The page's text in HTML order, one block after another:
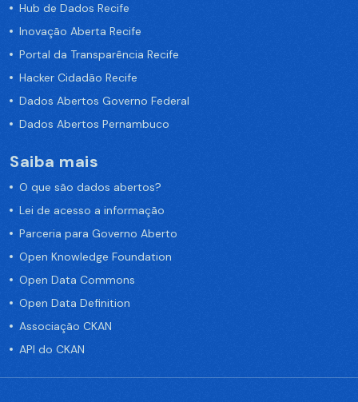
Hub de Dados Recife
Inovação Aberta Recife
Portal da Transparência Recife
Hacker Cidadão Recife
Dados Abertos Governo Federal
Dados Abertos Pernambuco
Saiba mais
O que são dados abertos?
Lei de acesso a informação
Parceria para Governo Aberto
Open Knowledge Foundation
Open Data Commons
Open Data Definition
Associação CKAN
API do CKAN